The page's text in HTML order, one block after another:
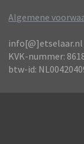
Algemene
info[@]etselaar.nl
KVK-nummer:
btw-id: